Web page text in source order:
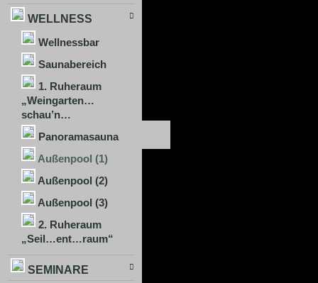
WELLNESS
Wellnessbar
Saunabereich
1. Ruheraum
„Weingarten…
schau’n…
Panoramasauna
Außenpool (1)
Außenpool (2)
Außenpool (3)
2. Ruheraum
„Seil…ent…raum“
SEMINARE